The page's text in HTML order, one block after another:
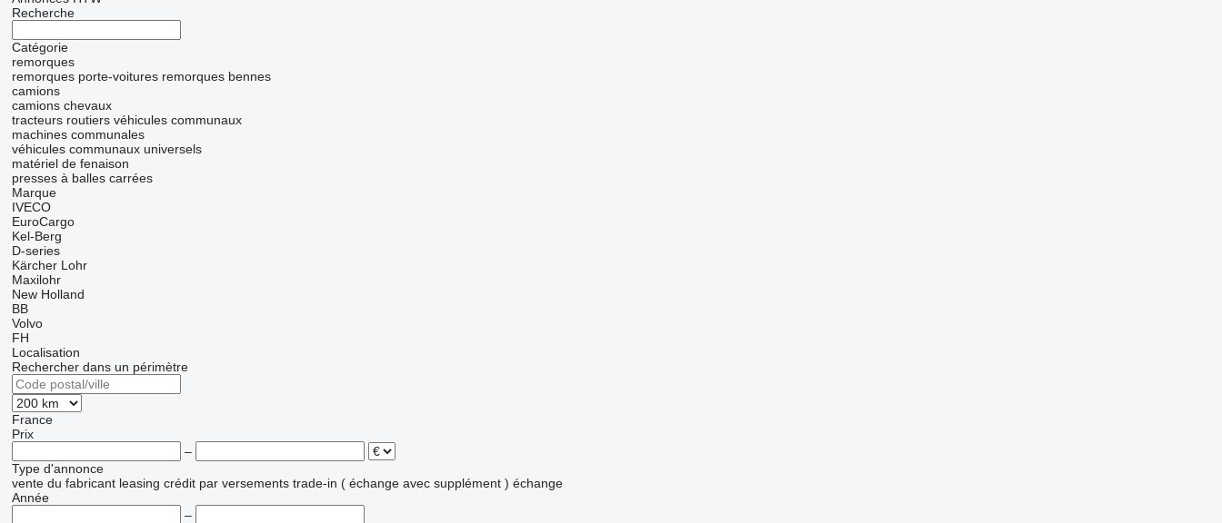
Recherche
Catégorie
remorques
remorques porte-voitures remorques bennes
camions
camions chevaux
tracteurs routiers véhicules communaux
machines communales
véhicules communaux universels
matériel de fenaison
presses à balles carrées
Marque
IVECO
EuroCargo
Kel-Berg
D-series
Kärcher Lohr
Maxilohr
New Holland
BB
Volvo
FH
Localisation
Rechercher dans un périmètre
France
Prix
–
Type d'annonce
vente du fabricant leasing crédit par versements trade-in ( échange avec supplément ) échange
Année
–